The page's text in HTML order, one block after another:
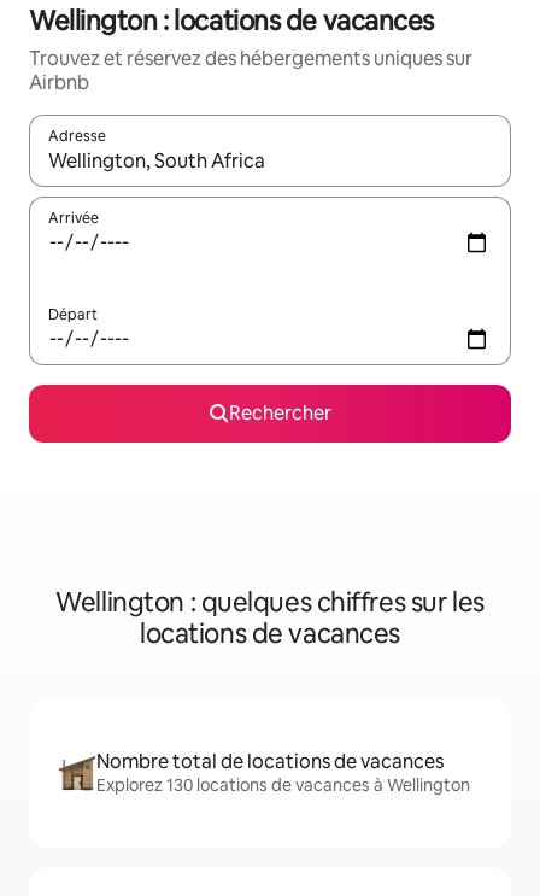
Wellington : locations de vacances
Trouvez et réservez des hébergements uniques sur
Airbnb
Adresse
Lorsque les résultats s'affichent, utilisez les flèches vers le
Arrivée
Départ
Rechercher
Wellington : quelques chiffres sur les
locations de vacances
Nombre total de locations de vacances
Explorez 130 locations de vacances à Wellington